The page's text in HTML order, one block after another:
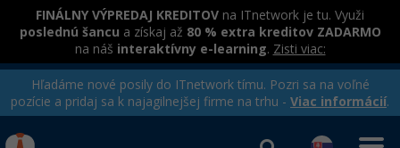
FINÁLNY VÝPREDAJ KREDITOV na ITnetwork je tu. Využi
poslednú šancu a získaj až 80 % extra kreditov ZADARMO
na náš interaktívny e-learning. Zisti viac:
Hľadáme nové posily do ITnetwork tímu. Pozri sa na voľné
pozície a pridaj sa k najagilnejšej firme na trhu - Viac informácií.